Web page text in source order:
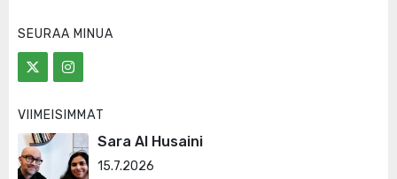
SEURAA MINUA
VIIMEISIMMÄT
Sara Al Husaini
15.7.2026